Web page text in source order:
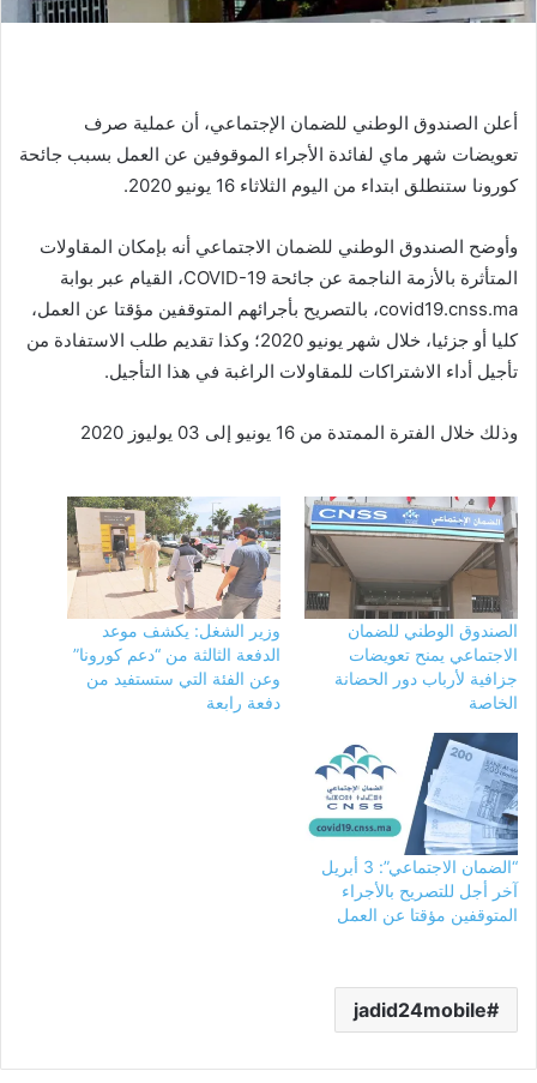
أعلن الصندوق الوطني للضمان الإجتماعي، أن عملية صرف
تعويضات شهر ماي لفائدة الأجراء الموقوفين عن العمل بسبب جائحة
كورونا ستنطلق ابتداء من اليوم الثلاثاء 16 يونيو 2020.
وأوضح الصندوق الوطني للضمان الاجتماعي أنه بإمكان المقاولات
المتأثرة بالأزمة الناجمة عن جائحة COVID-19، القيام عبر بوابة
covid19.cnss.ma، بالتصريح بأجرائهم المتوقفين مؤقتا عن العمل،
كليا أو جزئيا، خلال شھر يونيو 2020؛ وكذا تقديم طلب الاستفادة من
تأجيل أداء الاشتراكات للمقاولات الراغبة في هذا التأجيل.
وذلك خلال الفترة الممتدة من 16 يونيو إلى 03 يوليوز 2020
الصندوق الوطني للضمان
الاجتماعي يمنح تعويضات
جزافية لأرباب دور الحضانة
الخاصة
وزير الشغل: يكشف موعد
الدفعة الثالثة من “دعم كورونا”
وعن الفئة التي ستستفيد من
دفعة رابعة
“الضمان الاجتماعي”: 3 أبريل
آخر أجل للتصريح بالأجراء
المتوقفين مؤقتا عن العمل
jadid24mobile